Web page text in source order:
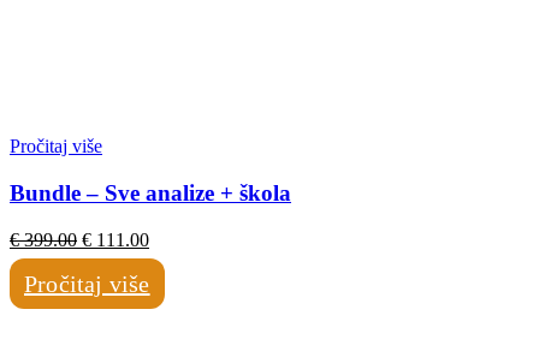
Pročitaj više
Bundle – Sve analize + škola
€399.00 Izvorna
cijena
bila
je:
€ 111.00Trenutna
cijena
je:
€ 111.00.
Pročitaj više